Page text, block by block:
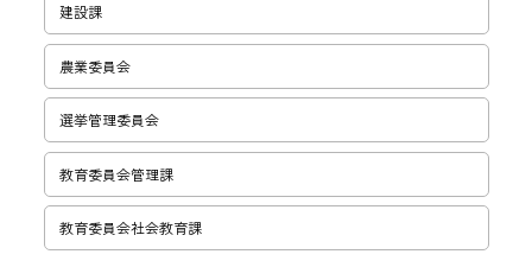
建設課
農業委員会
選挙管理委員会
教育委員会管理課
教育委員会社会教育課